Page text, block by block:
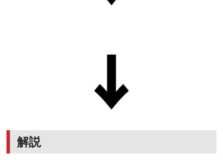
解説